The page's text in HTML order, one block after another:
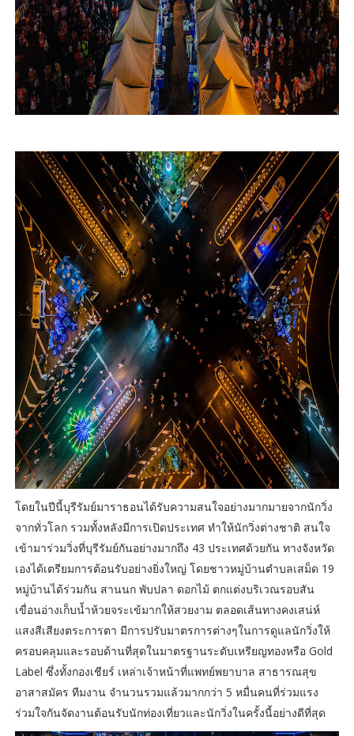
โดยในปีนี้บุรีรัมย์มาราธอนได้รับความสนใจอย่างมากมายจากนักวิ่ง
จากทั่วโลก รวมทั้งหลังมีการเปิดประเทศ ทำให้นักวิ่งต่างชาติ สนใจ
เข้ามาร่วมวิ่งที่บุรีรัมย์กันอย่างมากถึง 43 ประเทศด้วยกัน ทางจังหวัด
เองได้เตรียมการต้อนรับอย่างยิ่งใหญ่ โดยชาวหมู่บ้านตำบลเสม็ด 19
หมู่บ้านได้ร่วมกัน สานนก พับปลา ดอกไม้ ตกแต่งบริเวณรอบสัน
เขื่อนอ่างเก็บน้ำห้วยจระเข้มากให้สวยงาม ตลอดเส้นทางคงเสน่ห์
แสงสีเสียงตระการตา มีการปรับมาตรการต่างๆในการดูแลนักวิ่งให้
ครอบคลุมและรอบด้านที่สุดในมาตรฐานระดับเหรียญทองหรือ Gold
Label ซึ่งทั้งกองเชียร์ เหล่าเจ้าหน้าที่แพทย์พยาบาล สาธารณสุข
อาสาสมัคร ทีมงาน จำนวนรวมแล้วมากกว่า 5 หมื่นคนที่ร่วมแรง
ร่วมใจกันจัดงานต้อนรับนักท่องเที่ยวและนักวิ่งในครั้งนี้อย่างดีที่สุด